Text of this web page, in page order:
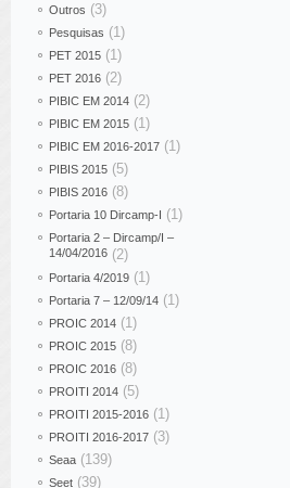
Outros (3)
Pesquisas (1)
PET 2015 (1)
PET 2016 (2)
PIBIC EM 2014 (2)
PIBIC EM 2015 (1)
PIBIC EM 2016-2017 (1)
PIBIS 2015 (5)
PIBIS 2016 (8)
Portaria 10 Dircamp-I (1)
Portaria 2 – Dircamp/I –
14/04/2016 (2)
Portaria 4/2019 (1)
Portaria 7 – 12/09/14 (1)
PROIC 2014 (1)
PROIC 2015 (8)
PROIC 2016 (8)
PROITI 2014 (5)
PROITI 2015-2016 (1)
PROITI 2016-2017 (3)
Seaa (139)
Seet (39)